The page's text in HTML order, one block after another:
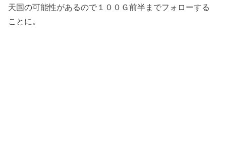
天国の可能性があるので１００Ｇ前半までフォローする
ことに。